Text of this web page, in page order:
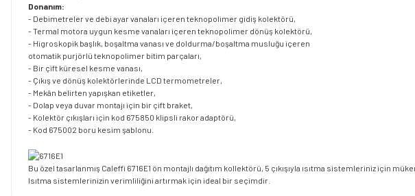
Donanım:
- Debimetreler ve debi ayar vanaları içeren teknopolimer gidiş kolektörü,
- Termal motora uygun kesme vanaları içeren teknopolimer dönüş kolektörü,
- Higroskopik başlık, boşaltma vanası ve doldurma/boşaltma musluğu içeren
otomatik purjörlü teknopolimer bitim parçaları,
- Bir çift küresel kesme vanası,
- Çıkış ve dönüş kolektörlerinde LCD termometreler,
- Mekân belirten yapışkan etiketler,
- Dolap veya duvar montajı için bir çift braket,
- Kolektör çıkışları için kod 675850 klipsli rakor adaptörü,
- Kod 675002 boru kesim şablonu.
Bu özel tasarlanmış Caleffi 6716E1 ön montajlı dağıtım kollektörü, 5 çıkışıyla ısıtma sistemleriniz için
Isıtma sistemlerinizin verimliliğini artırmak için ideal bir seçimdir.